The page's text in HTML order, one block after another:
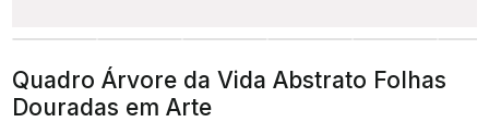
Quadro Árvore da Vida Abstrato Folhas
Douradas em Arte